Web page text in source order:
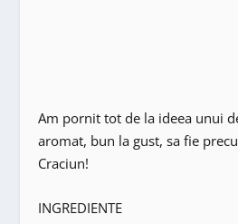
Am pornit tot de la ideea unui
aromat, bun la gust, sa fie
Craciun!
INGREDIENTE